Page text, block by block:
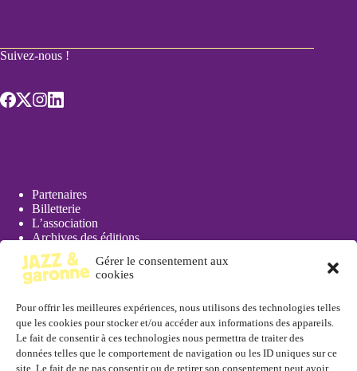
Gérer le consentement aux
cookies
Pour offrir les meilleures expériences, nous utilisons des technologies telles
que les cookies pour stocker et/ou accéder aux informations des appareils.
Le fait de consentir à ces technologies nous permettra de traiter des
données telles que le comportement de navigation ou les ID uniques sur ce
site. Le fait de ne pas consentir ou de retirer son consentement peut avoir
Suivez-nous !
Partenaires
Billetterie
L’association
Archives des éditions
Actualités
Presse
Réserver